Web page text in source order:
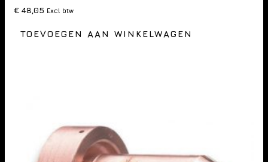
€ 48,05 Excl btw
TOEVOEGEN AAN WINKELWAGEN